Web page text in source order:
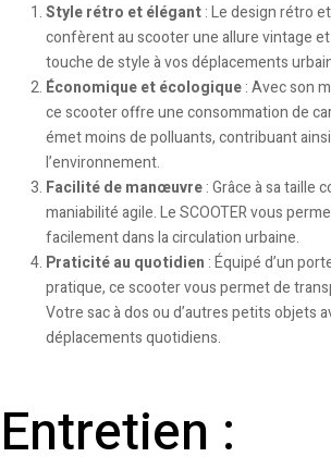
Style rétro et élégant: Le design rétro
confèrent au scooter une allure vintage
touche de style à vos déplacements
Économique et écologique: Avec son
ce scooter offre une consommation de
émet moins de polluants, contribuant
l’environnement.
Facilité de manœuvre: Grâce à sa taille
maniabilité agile. Le SCOOTER vous
facilement dans la circulation urbaine.
Praticité au quotidien : Équipé d’un
pratique, ce scooter vous permet de
Votre sac à dos ou d’autres petits objets
déplacements quotidiens.
Entretien :